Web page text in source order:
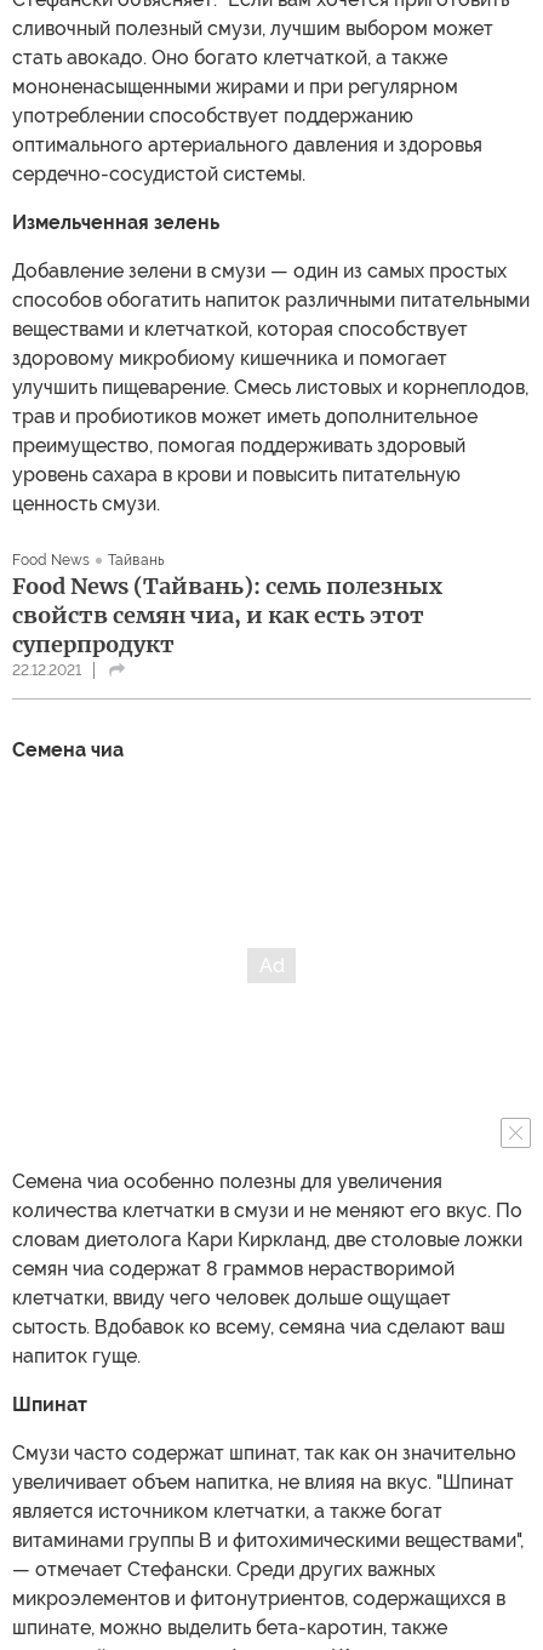
сливочный полезный смузи, лучшим выбором может
стать авокадо. Оно богато клетчаткой, а также
мононенасыщенными жирами и при регулярном
употреблении способствует поддержанию
оптимального артериального давления и здоровья
сердечно-сосудистой системы.
Измельченная зелень
Добавление зелени в смузи — один из самых простых
способов обогатить напиток различными питательными
веществами и клетчаткой, которая способствует
здоровому микробиому кишечника и помогает
улучшить пищеварение. Смесь листовых и корнеплодов,
трав и пробиотиков может иметь дополнительное
преимущество, помогая поддерживать здоровый
уровень сахара в крови и повысить питательную
ценность смузи.
Food News Тайвань
Food News (Тайвань): семь полезных
свойств семян чиа, и как есть этот
суперпродукт
22.12.2021
Семена чиа
Семена чиа особенно полезны для увеличения
количества клетчатки в смузи и не меняют его вкус. По
словам диетолога Кари Киркланд, две столовые ложки
семян чиа содержат 8 граммов нерастворимой
клетчатки, ввиду чего человек дольше ощущает
сытость. Вдобавок ко всему, семяна чиа сделают ваш
напиток гуще.
Шпинат
Смузи часто содержат шпинат, так как он значительно
увеличивает объем напитка, не влияя на вкус. "Шпинат
является источником клетчатки, а также богат
витаминами группы В и фитохимическими веществами",
— отмечает Стефански. Среди других важных
микроэлементов и фитонутриентов, содержащихся в
шпинате, можно выделить бета-каротин, также